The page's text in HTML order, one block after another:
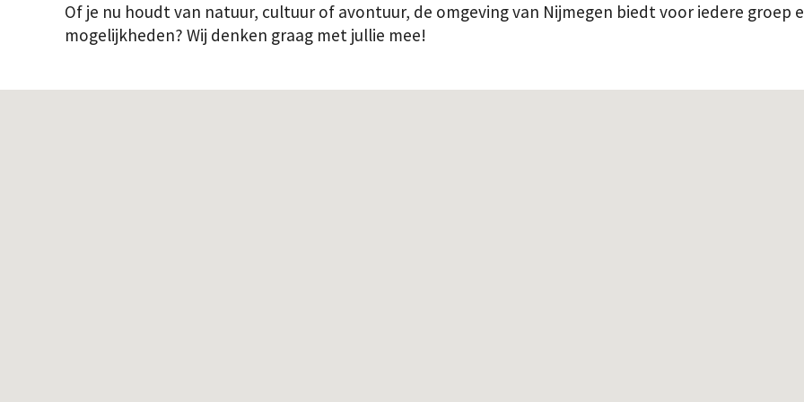
Of je nu houdt van natuur, cultuur of avontuur, de omgeving van Nijmegen biedt voor iedere groep
mogelijkheden? Wij denken graag met jullie mee!